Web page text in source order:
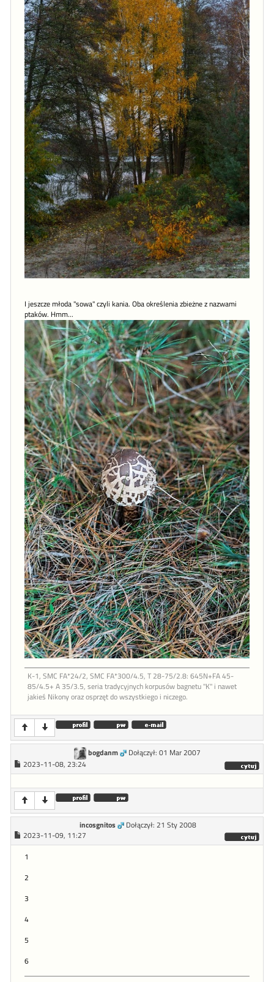
I jeszcze młoda "sowa" czyli kania. Oba określenia zbieżne z nazwami
ptaków. Hmm...
K-1, SMC FA*24/2, SMC FA*300/4.5, T 28-75/2.8: 645N+FA 45-
85/4.5+ A 35/3.5, seria tradycyjnych korpusów bagnetu "K" i nawet
jakieś Nikony oraz osprzęt do wszystkiego i niczego.
bogdanm
Dołączył: 01 Mar 2007
2023-11-08, 23:24
incosgnitos
Dołączył: 21 Sty 2008
2023-11-09, 11:27
1
2
3
4
5
6